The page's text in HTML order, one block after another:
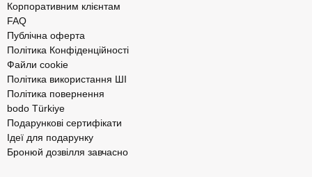
Корпоративним клієнтам
FAQ
Публічна оферта
Політика Конфіденційності
Файли cookie
Політика використання ШІ
Політика повернення
bodo Türkiye
Подарункові сертифікати
Ідеї для подарунку
Бронюй дозвілля завчасно